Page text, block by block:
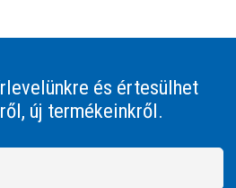
és értesülhet
új termékeinkről.